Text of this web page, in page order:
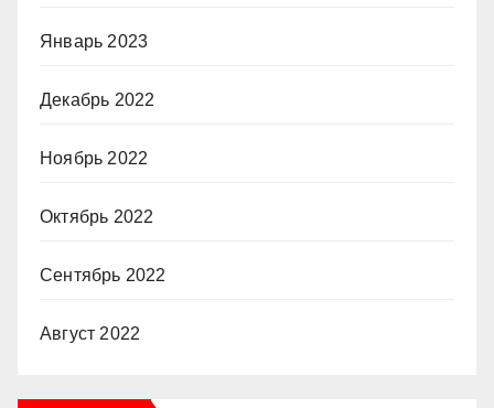
Январь 2023
Декабрь 2022
Ноябрь 2022
Октябрь 2022
Сентябрь 2022
Август 2022